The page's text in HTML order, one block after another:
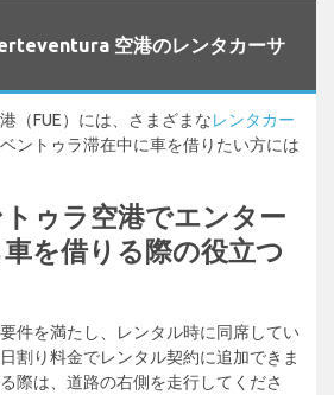
空港のレンタカーサ
（FUE）には、さまざまなレンタカー
ントゥラ滞在中に車を借りたい方には
ゥラ空港でエンター
を借りる際の役立つ
件を満たし、レンタル時に同席してい
割り料金でレンタル契約に追加できま
際は、道路の右側を走行してくださ